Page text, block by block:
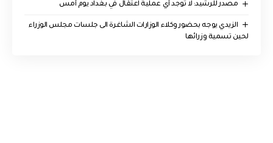
مصدر للرشيد: لا توجد أي عملية اعتقال في بغداد يوم أمس
الزيدي يوجه بحضور وكلاء الوزارات الشاغرة الى جلسات مجلس الوزراء
لحين تسمية وزرائها